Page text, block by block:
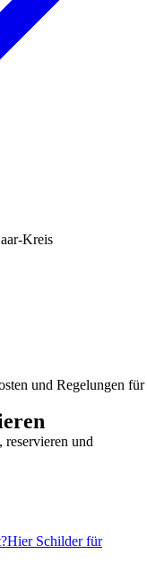
Kreis
und Regelungen für
und
Hier Schilder für